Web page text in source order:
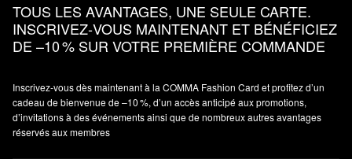
TOUS LES AVANTAGES, UNE SEULE CARTE.
INSCRIVEZ‑VOUS MAINTENANT ET BÉNÉFICIEZ
DE –10 % SUR VOTRE PREMIÈRE COMMANDE
Inscrivez‑vous dès maintenant à la COMMA Fashion Card et profitez d’un
cadeau de bienvenue de –10 %, d’un accès anticipé aux promotions,
d’invitations à des événements ainsi que de nombreux autres avantages
réservés aux membres